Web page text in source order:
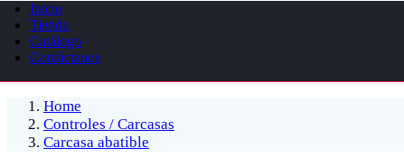
Inicio
Tienda
Catálogo
Contáctanos
Home
Controles / Carcasas
Carcasa abatible